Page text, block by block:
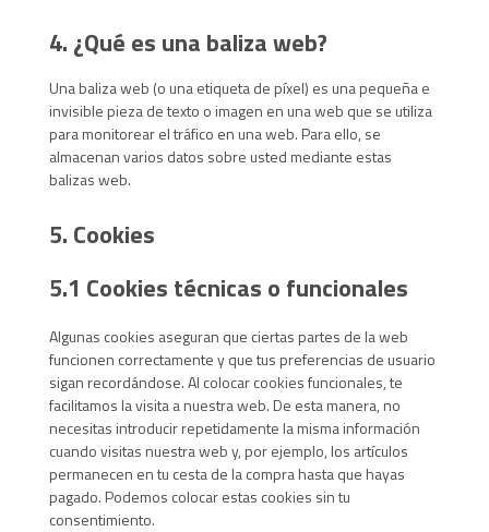
4. ¿Qué es una baliza web?
Una baliza web (o una etiqueta de píxel) es una pequeña e
invisible pieza de texto o imagen en una web que se utiliza
para monitorear el tráfico en una web. Para ello, se
almacenan varios datos sobre usted mediante estas
balizas web.
5. Cookies
5.1 Cookies técnicas o funcionales
Algunas cookies aseguran que ciertas partes de la web
funcionen correctamente y que tus preferencias de usuario
sigan recordándose. Al colocar cookies funcionales, te
facilitamos la visita a nuestra web. De esta manera, no
necesitas introducir repetidamente la misma información
cuando visitas nuestra web y, por ejemplo, los artículos
permanecen en tu cesta de la compra hasta que hayas
pagado. Podemos colocar estas cookies sin tu
consentimiento.